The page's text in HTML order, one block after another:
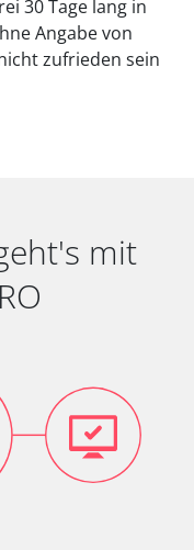
30 Tage lang in
Angabe von
zufrieden sein
mit